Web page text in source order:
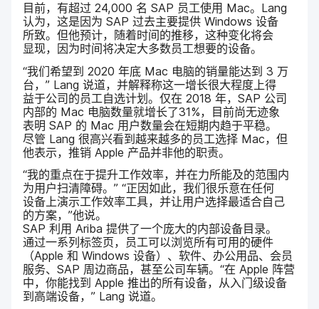
目前，​有​超过 24,000 名 SAP 员工​使用 Mac。 Lang
认为，​这​是​因为 SAP过去​主要​提供 Windows设备​
所致。​但​他​预计，​随着​时间​的​推移，​这​种​变化​将​会​
显现，​因为​时间​将​决定​大多数​员工​想​要​的​设备。
“我们​希望​到 2020年​底 Mac 电脑​的​销量​能​达到 3 万​
台，” Lang说道，​并​解释称​这​一​增长​很​大​程度​上​得​
益于​公司​的​员工​自选​计划。​仅​在 2018年，SAP 公司​
内部​的 Mac 电脑​数量​就​增长​了31%，​目前​尚​无迹象​
表明 SAP 的 Mac 用户​数量​会​在​短期​内​趋于​平稳。​
尽管 Lang很​高兴​看到​越来越​多​的​员工​选择 Mac，​但​
他​表示，​推销 Apple 产品​并​非​他​的​职责。
“我​的​重点​在​于​提升​工作​效率，​并​在​力所​能​及​的​范围​内​
为​用户​扫​清障碍。” “正因​如此，​我们​很​乐意​在​任何​
设备​上​演示​工作​效率​工具，​并​让​用户​选择​最​适合​自己​
的​方案，”​他​说。
SAP利用 Ariba提供​了​一​个​庞大​的​内部​设备​目录。​
通过​一​系​列标​签页，​员工​可以​浏览​所有​可用​的​硬件​
（Apple和 Windows设备）、​软件、​办公​用品、​会员​
服务、SAP 周边​商品，​甚至​公司​车辆。​“在 Apple 阵营​
中，​你​能​找到 Apple推出​的​所有​设备，​从​入​门级​设备​
到​高端​设备，” Lang说道。